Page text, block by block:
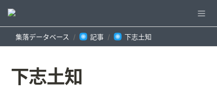
集落データベース / 記事 / 下志土知
下志土知